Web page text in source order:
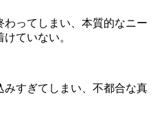
わってしまい、本質的なニー
ていない。
すぎてしまい、不都合な真